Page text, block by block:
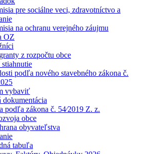
pre sociálne veci, zdravotníctvo a
na ochranu verejného záujmu
OZ
z rozpočtu obce
podľa nového stavebného zákona č.
vybaviť
dokumentácia
podľa zákona č. 54⁄2019 Z. z.
obce
obyvateľstva
tabuľa